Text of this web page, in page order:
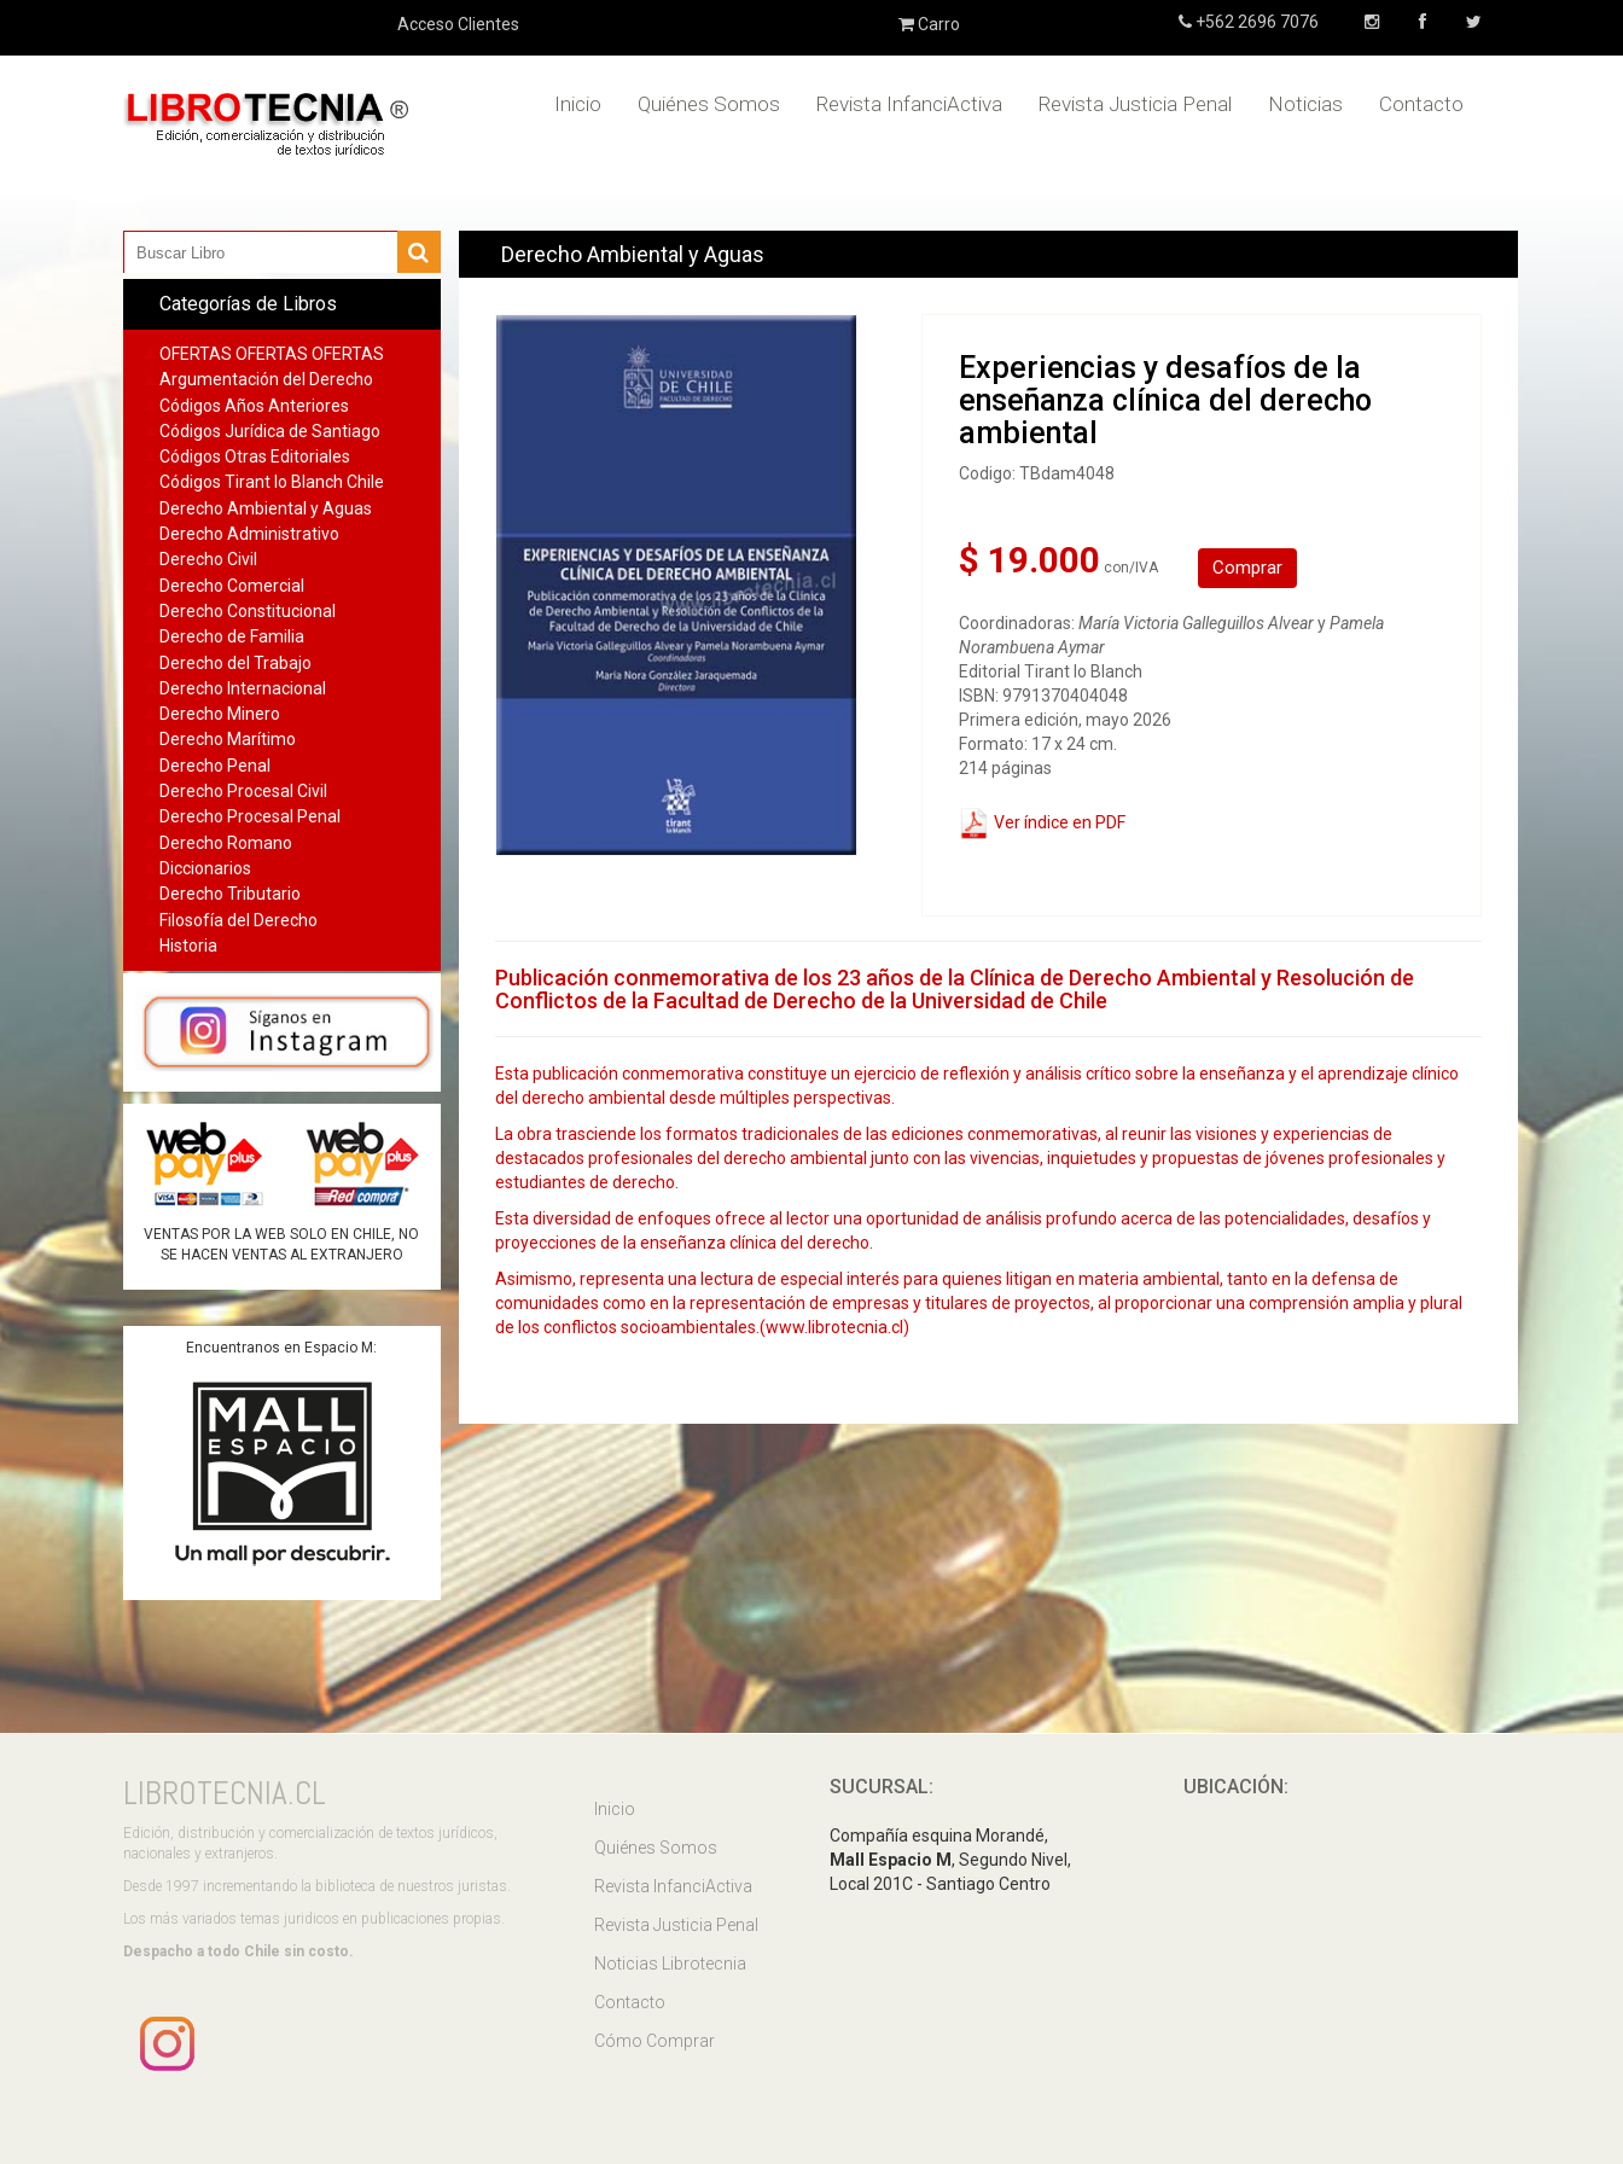
Acceso Clientes Carro +562 2696 7076
Inicio Quiénes Somos Revista InfanciActiva Revista Justicia Penal Noticias Contacto
Categorías de Libros
OFERTAS OFERTAS OFERTAS
Argumentación del Derecho
Códigos Años Anteriores
Códigos Jurídica de Santiago
Códigos Otras Editoriales
Códigos Tirant lo Blanch Chile
Derecho Ambiental y Aguas
Derecho Administrativo
Derecho Civil
Derecho Comercial
Derecho Constitucional
Derecho de Familia
Derecho del Trabajo
Derecho Internacional
Derecho Minero
Derecho Marítimo
Derecho Penal
Derecho Procesal Civil
Derecho Procesal Penal
Derecho Romano
Diccionarios
Derecho Tributario
Filosofía del Derecho
Historia
VENTAS POR LA WEB SOLO EN CHILE, NO
SE HACEN VENTAS AL EXTRANJERO
Encuentranos en Espacio M:
Derecho Ambiental y Aguas
Experiencias y desafíos de la
enseñanza clínica del derecho
ambiental
Codigo: TBdam4048
$ 19.000 con/IVA Comprar
Coordinadoras: María Victoria Galleguillos AlvearyPamela
Norambuena Aymar
Editorial Tirant lo Blanch
ISBN: 9791370404048
Primera edición, mayo 2026
Formato: 17 x 24 cm.
214 páginas
Ver índice en PDF
Publicación conmemorativa de los 23 años de la Clínica de Derecho Ambiental y Resolución de
Conflictos de la Facultad de Derecho de la Universidad de Chile
Esta publicación conmemorativa constituye un ejercicio de reflexión y análisis crítico sobre la enseñanza y el aprendizaje clínico
del derecho ambiental desde múltiples perspectivas.
La obra trasciende los formatos tradicionales de las ediciones conmemorativas, al reunir las visiones y experiencias de
destacados profesionales del derecho ambiental junto con las vivencias, inquietudes y propuestas de jóvenes profesionales y
estudiantes de derecho.
Esta diversidad de enfoques ofrece al lector una oportunidad de análisis profundo acerca de las potencialidades, desafíos y
proyecciones de la enseñanza clínica del derecho.
Asimismo, representa una lectura de especial interés para quienes litigan en materia ambiental, tanto en la defensa de
comunidades como en la representación de empresas y titulares de proyectos, al proporcionar una comprensión amplia y plural
de los conflictos socioambientales.(www.librotecnia.cl)
LIBROTECNIA.CL
Edición, distribución y comercialización de textos jurídicos,
nacionales y extranjeros.
Desde 1997 incrementando la biblioteca de nuestros juristas.
Los más variados temas juridicos en publicaciones propias.
Despacho a todo Chile sin costo.
Inicio
Quiénes Somos
Revista InfanciActiva
Revista Justicia Penal
Noticias Librotecnia
Contacto
Cómo Comprar
SUCURSAL:
Compañía esquina Morandé,
Mall Espacio M, Segundo Nivel,
Local 201C - Santiago Centro
UBICACIÓN: